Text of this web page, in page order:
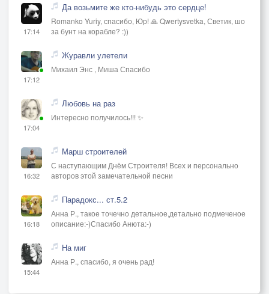
17:14
Да возьмите же кто-нибудь это сердце!
Romanko Yuriy, спасибо, Юр! 🙏 Qwertysvetka, Светик, шо
за бунт на корабле? :))
17:12
Журавли улетели
Михаил Энс , Миша Спасибо
17:04
Любовь на раз
Интересно получилось!!! ✨
16:32
Марш строителей
С наступающим Днём Строителя! Всех и персонально
авторов этой замечательной песни
16:18
Парадокс... ст.5.2
Анна Р., такое точечно детальное,детально подмеченое
описание:-)Спасибо Анюта:-)
15:44
На миг
Анна Р., спасибо, я очень рад!